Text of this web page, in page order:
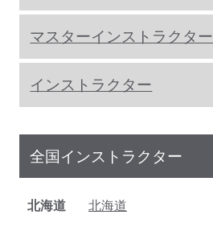
マスターインストラクター
インストラクター
全国インストラクター
北海道
北海道